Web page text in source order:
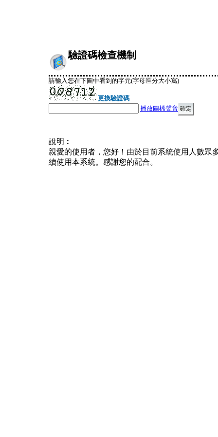
驗證碼檢查機制
請輸入您在下圖中看到的字元(字母區分大小寫)
更換驗證碼
播放圖檔聲音
說明︰
親愛的使用者，您好！由於目前系統使用人數眾
續使用本系統。感謝您的配合。